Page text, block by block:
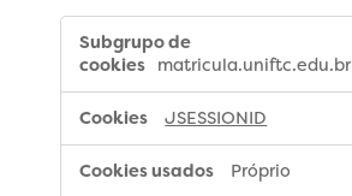
estritamente
necessários
matricula.uniftc.edu.br
JSESSIONID
Próprio